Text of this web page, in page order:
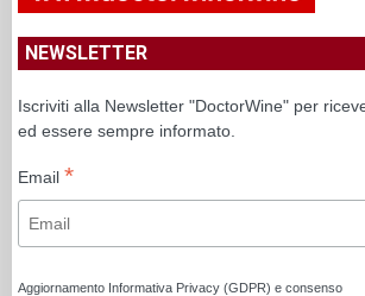
NEWSLETTER
Iscriviti alla Newsletter "DoctorWine" per
ed essere sempre informato.
Email *
Aggiornamento Informativa Privacy (GDPR) e consenso